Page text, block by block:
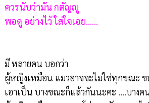
ควรนับว่ามัน กตัญญู
พอดู อย่างไว้ ใส่ใจเอย......
มี หลายคน บอกว่า
ผู้หญิงเหมือน แมวอาจจะไม่ใช่ทุกขณะ ข
เอาเป็น บางขณะก็แล้วกันนะคะ ....บางค